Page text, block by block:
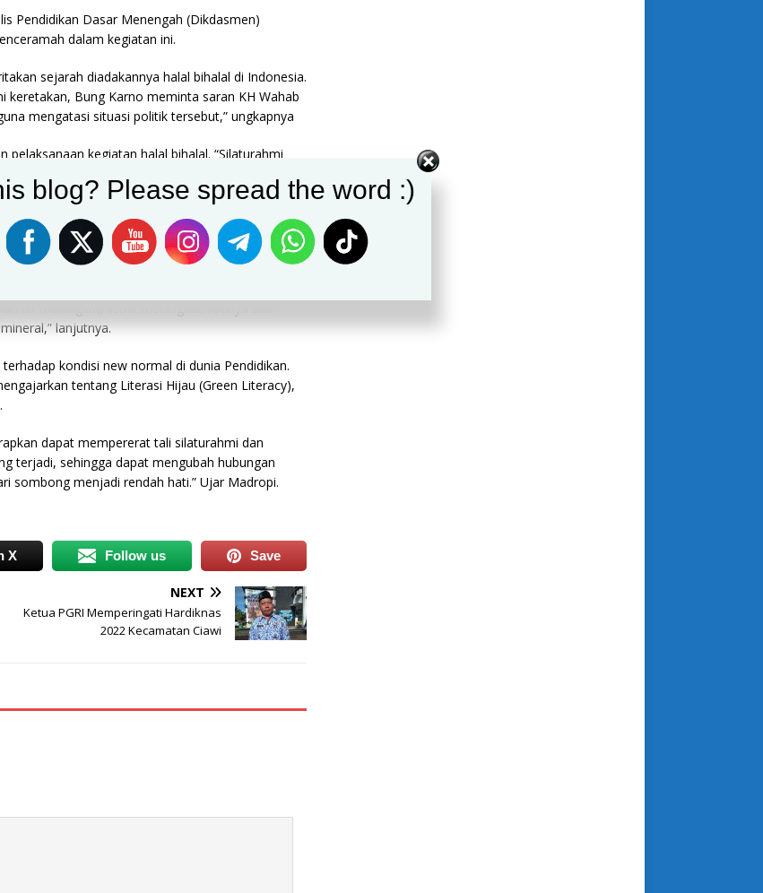
Pendidikan Dasar Menengah (Dikdasmen)
dalam kegiatan ini.
sejarah diadakannya halal bihalal di Indonesia.
keretakan, Bung Karno meminta saran KH Wahab
mengatasi situasi politik tersebut,” ungkapnya
kegiatan halal bihalal. “Silaturahmi
sosial, gaya hidup, kepedulian kesehatan
hingga ekologi.
menurun, aktivitas energi, industri menurun
positif ke lingkungan hidup, beri efek positif
air meningkat, listrik meningkat. Artinya ada
lanjutnya.
kondisi new normal di dunia Pendidikan.
tentang Literasi Hijau (Green Literacy),
dapat mempererat tali silaturahmi dan
terjadi, sehingga dapat mengubah hubungan
sombong menjadi rendah hati.” Ujar Madropi.
X Follow us Save
NEXT
Ketua PGRI Memperingati Hardiknas
2022 Kecamatan Ciawi
blog? Please spread the word :)